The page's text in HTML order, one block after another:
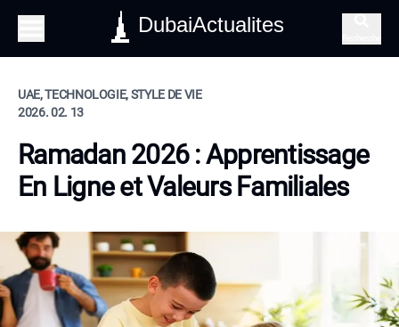
DubaiActualites
UAE, TECHNOLOGIE, STYLE DE VIE
2026. 02. 13
Ramadan 2026 : Apprentissage
En Ligne et Valeurs Familiales